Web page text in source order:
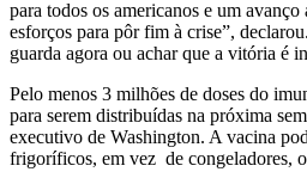
para todos os americanos e um avanço
esforços para pôr fim à crise”,
guarda agora ou achar que a vitória é
Pelo menos 3 milhões de doses do
para serem distribuídas na próxima
executivo de Washington. A vacina
frigoríficos, em vez de congeladores,